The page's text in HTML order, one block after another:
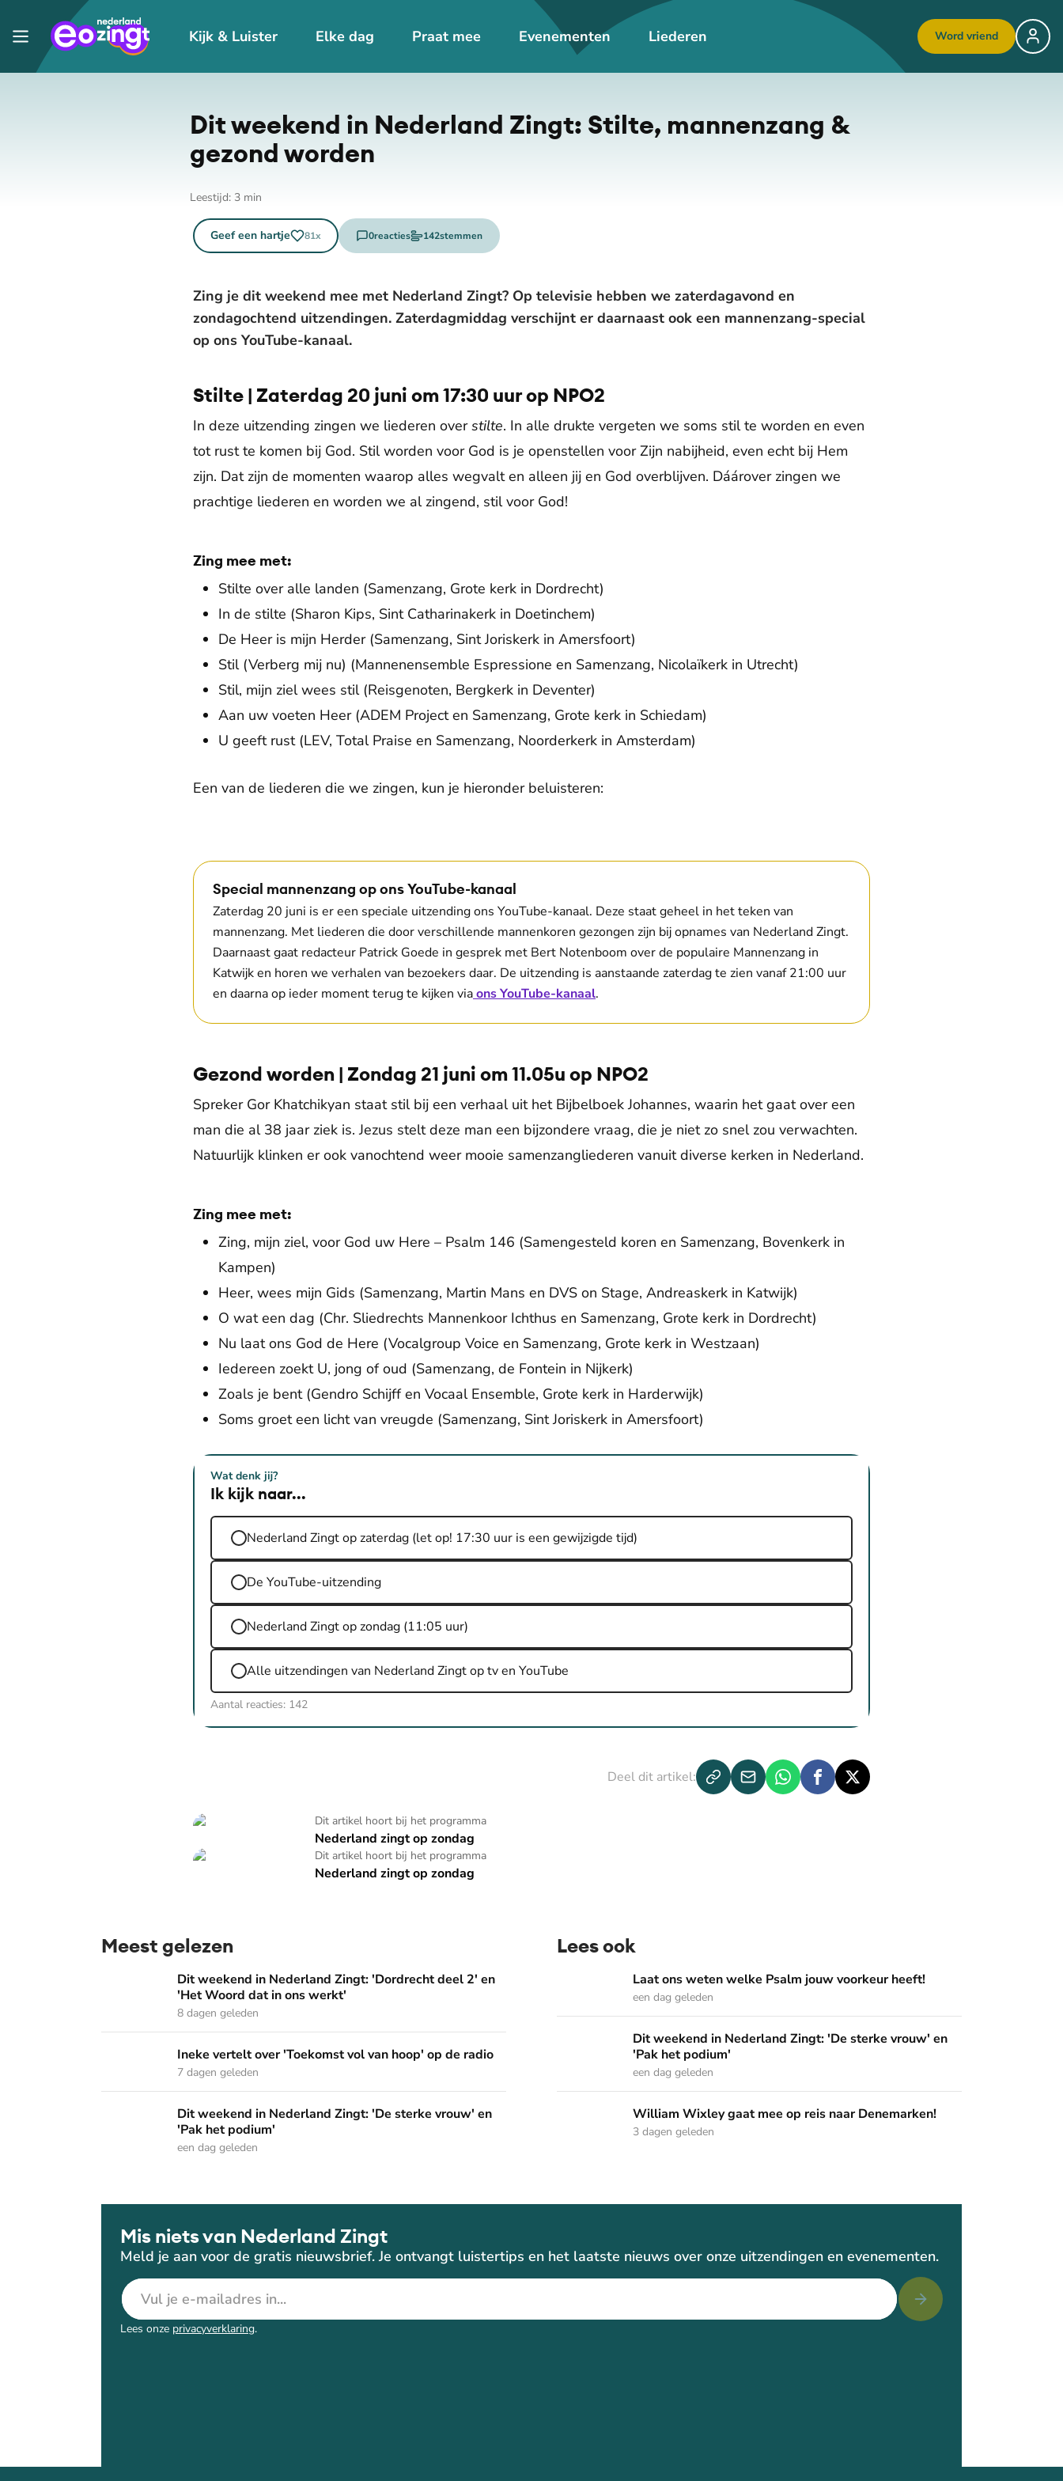
Kijk & Luister Elke dag Praat mee Evenementen Liederen Word vriend
Dit weekend in Nederland Zingt: Stilte, mannenzang &
gezond worden
Leestijd: 3 min
Geef een hartje 81x 0reacties 142stemmen
Zing je dit weekend mee met Nederland Zingt? Op televisie hebben we zaterdagavond en
zondagochtend uitzendingen. Zaterdagmiddag verschijnt er daarnaast ook een mannenzang-special
op ons YouTube-kanaal.
Stilte | Zaterdag 20 juni om 17:30 uur op NPO2
In deze uitzending zingen we liederen overstilte. In alle drukte vergeten we soms stil te worden en even
tot rust te komen bij God. Stil worden voor God is je openstellen voor Zijn nabijheid, even echt bij Hem
zijn. Dat zijn de momenten waarop alles wegvalt en alleen jij en God overblijven. Dáárover zingen we
prachtige liederen en worden we al zingend, stil voor God!
Zing mee met:
Stilte over alle landen (Samenzang, Grote kerk in Dordrecht)
In de stilte (Sharon Kips, Sint Catharinakerk in Doetinchem)
De Heer is mijn Herder (Samenzang, Sint Joriskerk in Amersfoort)
Stil (Verberg mij nu) (Mannenensemble Espressione en Samenzang, Nicolaïkerk in Utrecht)
Stil, mijn ziel wees stil (Reisgenoten, Bergkerk in Deventer)
Aan uw voeten Heer (ADEM Project en Samenzang, Grote kerk in Schiedam)
U geeft rust (LEV, Total Praise en Samenzang, Noorderkerk in Amsterdam)
Een van de liederen die we zingen, kun je hieronder beluisteren:
De weergave van deze video vereist jouw toestemming voor
Special mannenzang op ons YouTube-kanaal
Zaterdag 20 juni is er een speciale uitzending ons YouTube-kanaal. Deze staat geheel in het teken van
mannenzang. Met liederen die door verschillende mannenkoren gezongen zijn bij opnames van Nederland Zingt.
Daarnaast gaat redacteur Patrick Goede in gesprek met Bert Notenboom over de populaire Mannenzang in
Katwijk en horen we verhalen van bezoekers daar. De uitzending is aanstaande zaterdag te zien vanaf 21:00 uur
en daarna op ieder moment terug te kijken viaons YouTube-kanaal.
Gezond worden | Zondag 21 juni om 11.05u op NPO2
Spreker Gor Khatchikyan staat stil bij een verhaal uit het Bijbelboek Johannes, waarin het gaat over een
man die al 38 jaar ziek is. Jezus stelt deze man een bijzondere vraag, die je niet zo snel zou verwachten.
Natuurlijk klinken er ook vanochtend weer mooie samenzangliederen vanuit diverse kerken in Nederland.
Zing mee met:
Zing, mijn ziel, voor God uw Here – Psalm 146 (Samengesteld koren en Samenzang, Bovenkerk in
Kampen)
Heer, wees mijn Gids (Samenzang, Martin Mans en DVS on Stage, Andreaskerk in Katwijk)
O wat een dag (Chr. Sliedrechts Mannenkoor Ichthus en Samenzang, Grote kerk in Dordrecht)
Nu laat ons God de Here (Vocalgroup Voice en Samenzang, Grote kerk in Westzaan)
Iedereen zoekt U, jong of oud (Samenzang, de Fontein in Nijkerk)
Zoals je bent (Gendro Schijff en Vocaal Ensemble, Grote kerk in Harderwijk)
Soms groet een licht van vreugde (Samenzang, Sint Joriskerk in Amersfoort)
Wat denk jij?
Ik kijk naar...
Nederland Zingt op zaterdag (let op! 17:30 uur is een gewijzigde tijd)
De YouTube-uitzending
Nederland Zingt op zondag (11:05 uur)
Alle uitzendingen van Nederland Zingt op tv en YouTube
Aantal reacties: 142
Deel dit artikel:
Dit artikel hoort bij het programma
Nederland zingt op zondag
Nederland zingt op zondag
Dit artikel hoort bij het programma
Nederland zingt op zondag
Nederland zingt op zondag
Meest gelezen
Dit weekend in Nederland Zingt: 'Dordrecht deel 2' en 'Het Woord dat in ons werkt'
Dit weekend in Nederland Zingt: 'Dordrecht deel 2' en
'Het Woord dat in ons werkt'
8 dagen geleden
Ineke vertelt over 'Toekomst vol van hoop' op de radio
Ineke vertelt over 'Toekomst vol van hoop' op de radio
7 dagen geleden
Dit weekend in Nederland Zingt: 'De sterke vrouw' en 'Pak het podium'
Dit weekend in Nederland Zingt: 'De sterke vrouw' en
'Pak het podium'
een dag geleden
Lees ook
Laat ons weten welke Psalm jouw voorkeur heeft!
Laat ons weten welke Psalm jouw voorkeur heeft!
een dag geleden
Dit weekend in Nederland Zingt: 'De sterke vrouw' en 'Pak het podium'
Dit weekend in Nederland Zingt: 'De sterke vrouw' en
'Pak het podium'
een dag geleden
William Wixley gaat mee op reis naar Denemarken!
William Wixley gaat mee op reis naar Denemarken!
3 dagen geleden
Mis niets van Nederland Zingt
Meld je aan voor de gratis nieuwsbrief. Je ontvangt luistertips en het laatste nieuws over onze uitzendingen en evenementen.
E-mailadres
Lees onze privacyverklaring.